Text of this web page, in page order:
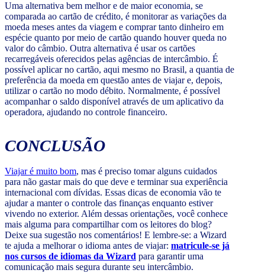
Uma alternativa bem melhor e de maior economia, se
comparada ao cartão de crédito, é monitorar as variações da
moeda meses antes da viagem e comprar tanto dinheiro em
espécie quanto por meio de cartão quando houver queda no
valor do câmbio. Outra alternativa é usar os cartões
recarregáveis oferecidos pelas agências de intercâmbio. É
possível aplicar no cartão, aqui mesmo no Brasil, a quantia de
preferência da moeda em questão antes de viajar e, depois,
utilizar o cartão no modo débito. Normalmente, é possível
acompanhar o saldo disponível através de um aplicativo da
operadora, ajudando no controle financeiro.
CONCLUSÃO
Viajar é muito bom, mas é preciso tomar alguns cuidados
para não gastar mais do que deve e terminar sua experiência
internacional com dívidas. Essas dicas de economia vão te
ajudar a manter o controle das finanças enquanto estiver
vivendo no exterior. Além dessas orientações, você conhece
mais alguma para compartilhar com os leitores do blog?
Deixe sua sugestão nos comentários! E lembre-se: a Wizard
te ajuda a melhorar o idioma antes de viajar: matricule-se já
nos cursos de idiomas da Wizard para garantir uma
comunicação mais segura durante seu intercâmbio.